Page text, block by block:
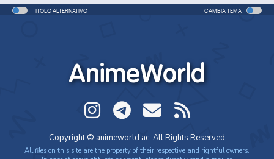
One Piece: Le avventure del detective Cappello di
Special - 2005 - 42 min/ep
One Piece Movie 07: Karakuri-jou no Mecha Kyohei
Movie - 2006 - 1h e 34 min/ep
TITOLO ALTERNATIVO CAMBIA TEMA
AnimeWorld
Copyright © animeworld.ac. All Rights Reserved
All files on this site are the property of their respective and rightful owners.